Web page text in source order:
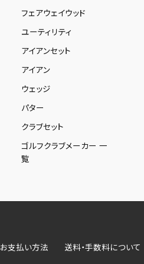
フェアウェイウッド
ユーティリティ
アイアンセット
アイアン
ウェッジ
パター
クラブセット
ゴルフクラブメーカー 一
覧
お支払い方法 送料・手数料について